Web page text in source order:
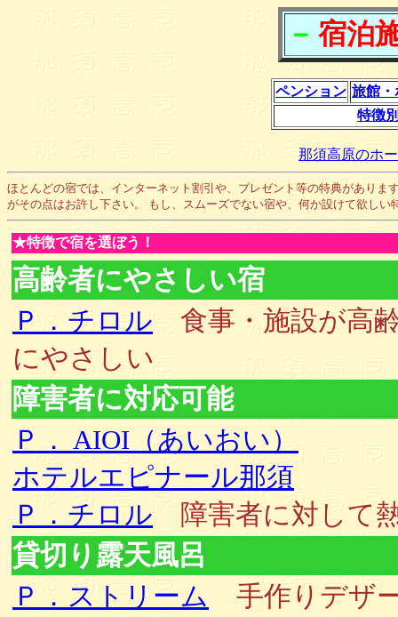
－ 宿泊
ペンション 旅館・
特徴
那須高原のホ
ほとんどの宿では、インターネット割引や、プレゼント等の特典があり
がその点はお許し下さい。 もし、スムーズでない宿や、何か設けて欲しい
★特徴で宿を選ぼう！
高齢者にやさしい宿
Ｐ．チロル食事・施設が高
にやさしい
障害者に対応可能
Ｐ． AIOI（あいおい）
ホテルエピナール那須
Ｐ．チロル 障害者に対して
貸切り露天風呂
Ｐ．ストリーム 手作りデザ